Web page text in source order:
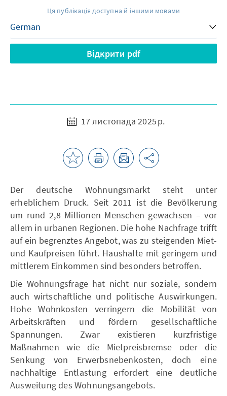
Ця публікація доступна й іншими мовами
Відкрити pdf
17 листопада 2025 р.
Der deutsche Wohnungsmarkt steht unter
erheblichem Druck. Seit 2011 ist die Bevölkerung
um rund 2,8 Millionen Menschen gewachsen – vor
allem in urbanen Regionen. Die hohe Nachfrage trifft
auf ein begrenztes Angebot, was zu steigenden Miet-
und Kaufpreisen führt. Haushalte mit geringem und
mittlerem Einkommen sind besonders betroffen.
Die Wohnungsfrage hat nicht nur soziale, sondern
auch wirtschaftliche und politische Auswirkungen.
Hohe Wohnkosten verringern die Mobilität von
Arbeitskräften und fördern gesellschaftliche
Spannungen. Zwar existieren kurzfristige
Maßnahmen wie die Mietpreisbremse oder die
Senkung von Erwerbsnebenkosten, doch eine
nachhaltige Entlastung erfordert eine deutliche
Ausweitung des Wohnungsangebots.